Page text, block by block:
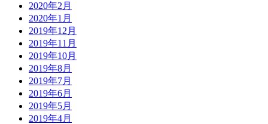
2020年2月
2020年1月
2019年12月
2019年11月
2019年10月
2019年8月
2019年7月
2019年6月
2019年5月
2019年4月